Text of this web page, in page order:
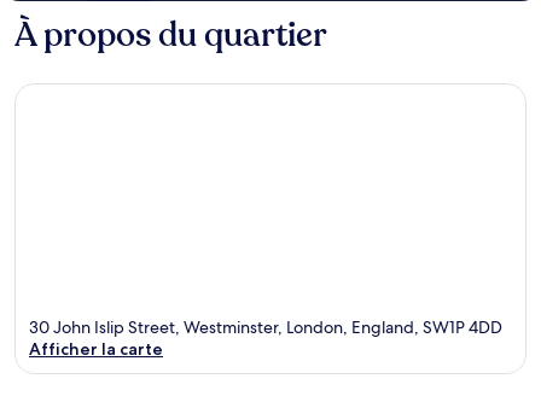
À propos du quartier
30 John Islip Street, Westminster, London, England, SW1P 4DD
Afficher la carte